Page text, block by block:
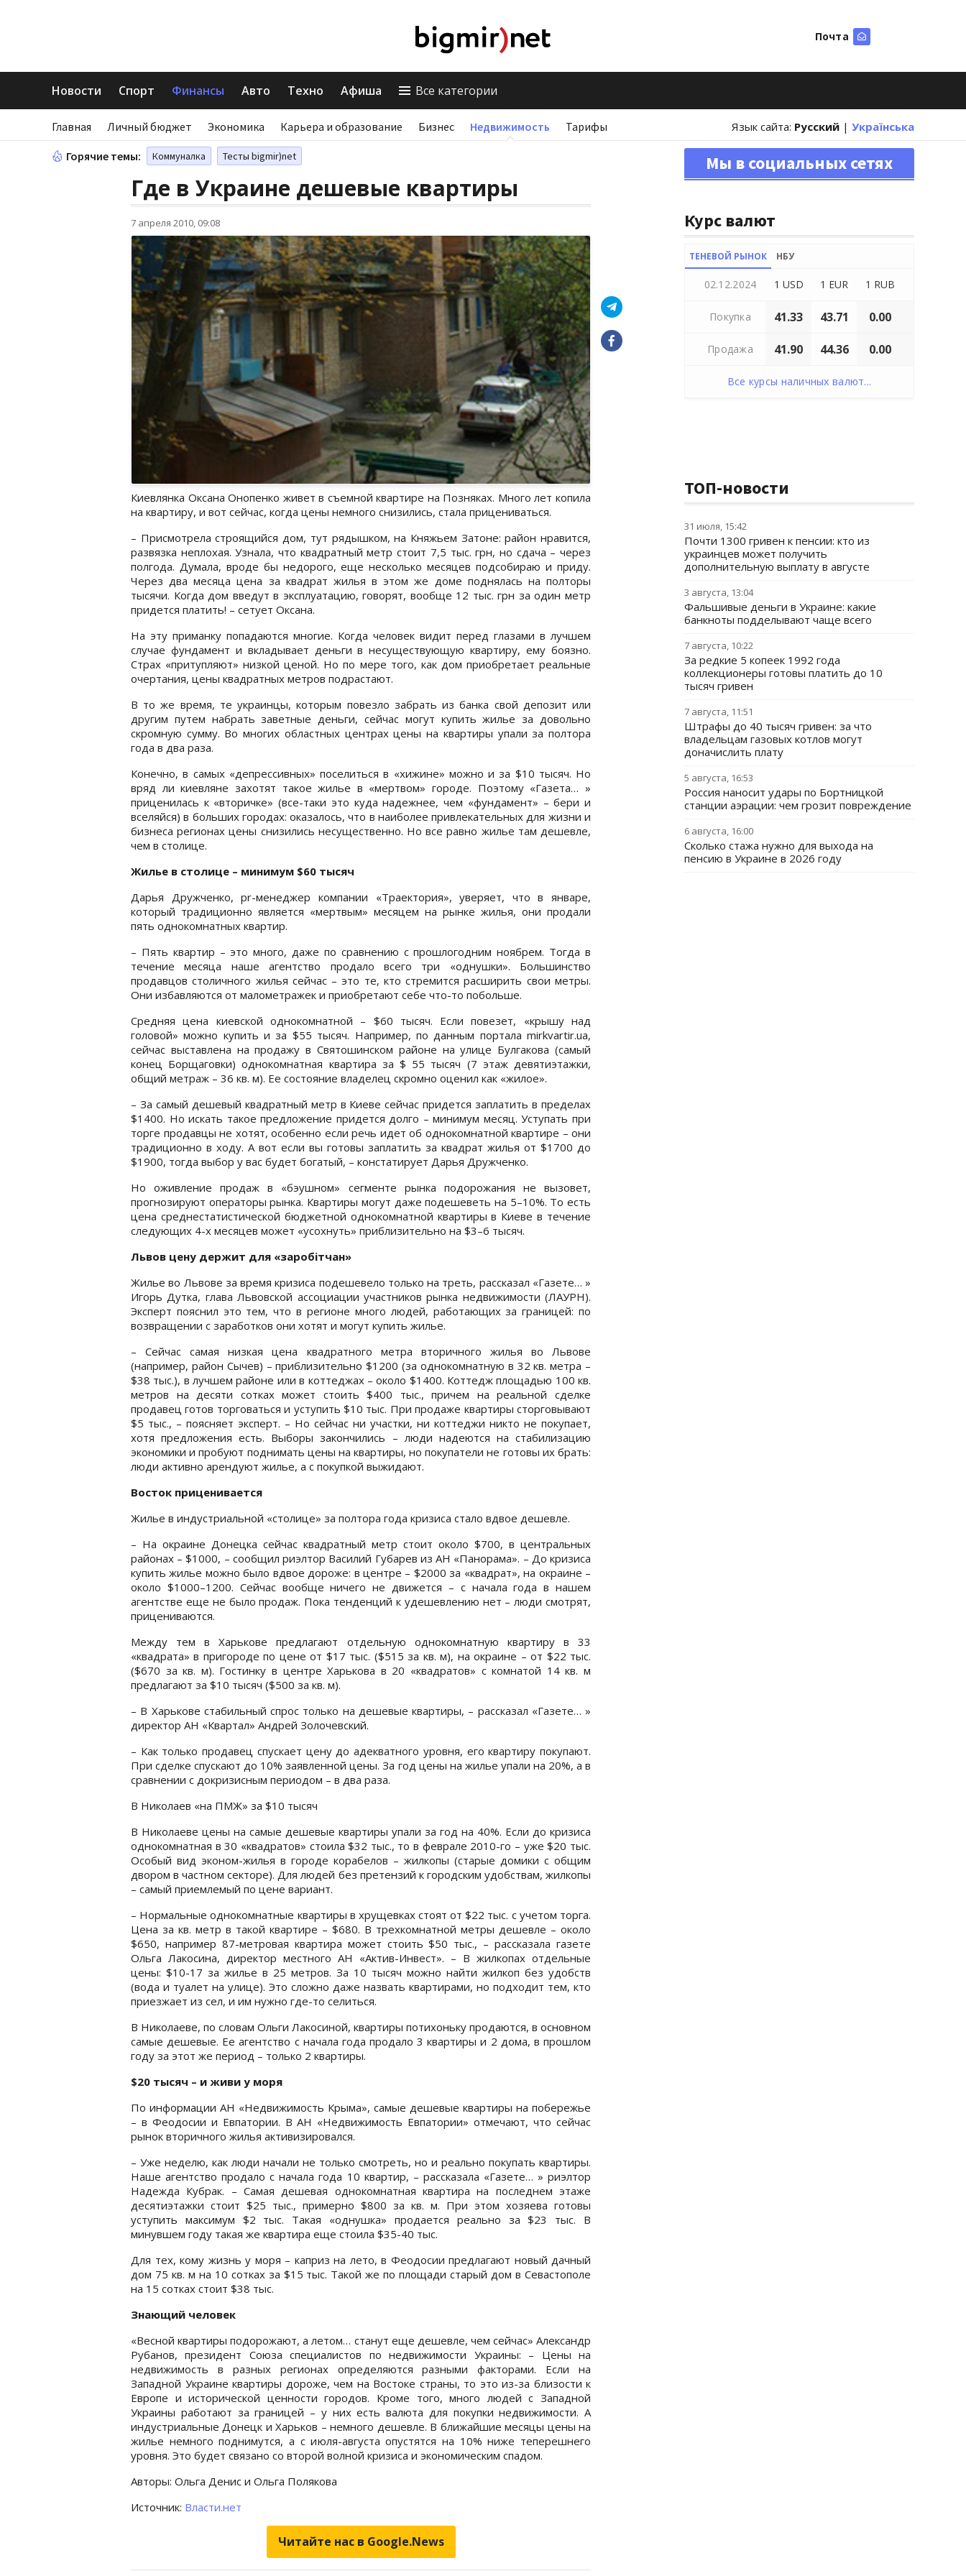
Почта
Новости Спорт Финансы Авто Техно Афиша Все категории
Главная Личный бюджет Экономика Карьера и образование Бизнес Недвижимость Тарифы Язык сайта: Русский | Українська
Горячие темы: Коммуналка Тесты bigmir)net
Где в Украине дешевые квартиры
7 апреля 2010, 09:08
Киевлянка Оксана Онопенко живет в съемной квартире на Позняках. Много лет копила
на квартиру, и вот сейчас, когда цены немного снизились, стала прицениваться.
– Присмотрела строящийся дом, тут рядышком, на Княжьем Затоне: район нравится,
развязка неплохая. Узнала, что квадратный метр стоит 7,5 тыс. грн, но сдача – через
полгода. Думала, вроде бы недорого, еще несколько месяцев подсобираю и приду.
Через два месяца цена за квадрат жилья в этом же доме поднялась на полторы
тысячи. Когда дом введут в эксплуатацию, говорят, вообще 12 тыс. грн за один метр
придется платить! – сетует Оксана.
На эту приманку попадаются многие. Когда человек видит перед глазами в лучшем
случае фундамент и вкладывает деньги в несуществующую квартиру, ему боязно.
Страх «притупляют» низкой ценой. Но по мере того, как дом приобретает реальные
очертания, цены квадратных метров подрастают.
В то же время, те украинцы, которым повезло забрать из банка свой депозит или
другим путем набрать заветные деньги, сейчас могут купить жилье за довольно
скромную сумму. Во многих областных центрах цены на квартиры упали за полтора
года в два раза.
Конечно, в самых «депрессивных» поселиться в «хижине» можно и за $10 тысяч. Но
вряд ли киевляне захотят такое жилье в «мертвом» городе. Поэтому «Газета… »
приценилась к «вторичке» (все-таки это куда надежнее, чем «фундамент» – бери и
вселяйся) в больших городах: оказалось, что в наиболее привлекательных для жизни и
бизнеса регионах цены снизились несущественно. Но все равно жилье там дешевле,
чем в столице.
Жилье в столице – минимум $60 тысяч
Дарья Дружченко, pr-менеджер компании «Траектория», уверяет, что в январе,
который традиционно является «мертвым» месяцем на рынке жилья, они продали
пять однокомнатных квартир.
– Пять квартир – это много, даже по сравнению с прошлогодним ноябрем. Тогда в
течение месяца наше агентство продало всего три «однушки». Большинство
продавцов столичного жилья сейчас – это те, кто стремится расширить свои метры.
Они избавляются от малометражек и приобретают себе что-то побольше.
Средняя цена киевской однокомнатной – $60 тысяч. Если повезет, «крышу над
головой» можно купить и за $55 тысяч. Например, по данным портала mirkvartir.ua,
сейчас выставлена на продажу в Святошинском районе на улице Булгакова (самый
конец Борщаговки) однокомнатная квартира за $ 55 тысяч (7 этаж девятиэтажки,
общий метраж – 36 кв. м). Ее состояние владелец скромно оценил как «жилое».
– За самый дешевый квадратный метр в Киеве сейчас придется заплатить в пределах
$1400. Но искать такое предложение придется долго – минимум месяц. Уступать при
торге продавцы не хотят, особенно если речь идет об однокомнатной квартире – они
традиционно в ходу. А вот если вы готовы заплатить за квадрат жилья от $1700 до
$1900, тогда выбор у вас будет богатый, – констатирует Дарья Дружченко.
Но оживление продаж в «бэушном» сегменте рынка подорожания не вызовет,
прогнозируют операторы рынка. Квартиры могут даже подешеветь на 5–10%. То есть
цена среднестатистической бюджетной однокомнатной квартиры в Киеве в течение
следующих 4-х месяцев может «усохнуть» приблизительно на $3–6 тысяч.
Львов цену держит для «заробiтчан»
Жилье во Львове за время кризиса подешевело только на треть, рассказал «Газете… »
Игорь Дутка, глава Львовской ассоциации участников рынка недвижимости (ЛАУРН).
Эксперт пояснил это тем, что в регионе много людей, работающих за границей: по
возвращении с заработков они хотят и могут купить жилье.
– Сейчас самая низкая цена квадратного метра вторичного жилья во Львове
(например, район Сычев) – приблизительно $1200 (за однокомнатную в 32 кв. метра –
$38 тыс.), в лучшем районе или в коттеджах – около $1400. Коттедж площадью 100 кв.
метров на десяти сотках может стоить $400 тыс., причем на реальной сделке
продавец готов торговаться и уступить $10 тыс. При продаже квартиры сторговывают
$5 тыс., – поясняет эксперт. – Но сейчас ни участки, ни коттеджи никто не покупает,
хотя предложения есть. Выборы закончились – люди надеются на стабилизацию
экономики и пробуют поднимать цены на квартиры, но покупатели не готовы их брать:
люди активно арендуют жилье, а с покупкой выжидают.
Восток приценивается
Жилье в индустриальной «столице» за полтора года кризиса стало вдвое дешевле.
– На окраине Донецка сейчас квадратный метр стоит около $700, в центральных
районах – $1000, – сообщил риэлтор Василий Губарев из АН «Панорама». – До кризиса
купить жилье можно было вдвое дороже: в центре – $2000 за «квадрат», на окраине –
около $1000–1200. Сейчас вообще ничего не движется – с начала года в нашем
агентстве еще не было продаж. Пока тенденций к удешевлению нет – люди смотрят,
прицениваются.
Между тем в Харькове предлагают отдельную однокомнатную квартиру в 33
«квадрата» в пригороде по цене от $17 тыс. ($515 за кв. м), на окраине – от $22 тыс.
($670 за кв. м). Гостинку в центре Харькова в 20 «квадратов» с комнатой 14 кв. м
предлагают за $10 тысяч ($500 за кв. м).
– В Харькове стабильный спрос только на дешевые квартиры, – рассказал «Газете… »
директор АН «Квартал» Андрей Золочевский.
– Как только продавец спускает цену до адекватного уровня, его квартиру покупают.
При сделке спускают до 10% заявленной цены. За год цены на жилье упали на 20%, а в
сравнении с докризисным периодом – в два раза.
В Николаев «на ПМЖ» за $10 тысяч
В Николаеве цены на самые дешевые квартиры упали за год на 40%. Если до кризиса
однокомнатная в 30 «квадратов» стоила $32 тыс., то в феврале 2010-го – уже $20 тыс.
Особый вид эконом-жилья в городе корабелов – жилкопы (старые домики с общим
двором в частном секторе). Для людей без претензий к городским удобствам, жилкопы
– самый приемлемый по цене вариант.
– Нормальные однокомнатные квартиры в хрущевках стоят от $22 тыс. с учетом торга.
Цена за кв. метр в такой квартире – $680. В трехкомнатной метры дешевле – около
$650, например 87-метровая квартира может стоить $50 тыс., – рассказала газете
Ольга Лакосина, директор местного АН «Актив-Инвест». – В жилкопах отдельные
цены: $10-17 за жилье в 25 метров. За 10 тысяч можно найти жилкоп без удобств
(вода и туалет на улице). Это сложно даже назвать квартирами, но подходит тем, кто
приезжает из сел, и им нужно где-то селиться.
В Николаеве, по словам Ольги Лакосиной, квартиры потихоньку продаются, в основном
самые дешевые. Ее агентство с начала года продало 3 квартиры и 2 дома, в прошлом
году за этот же период – только 2 квартиры.
$20 тысяч – и живи у моря
По информации АН «Недвижимость Крыма», самые дешевые квартиры на побережье
– в Феодосии и Евпатории. В АН «Недвижимость Евпатории» отмечают, что сейчас
рынок вторичного жилья активизировался.
– Уже неделю, как люди начали не только смотреть, но и реально покупать квартиры.
Наше агентство продало с начала года 10 квартир, – рассказала «Газете… » риэлтор
Надежда Кубрак. – Самая дешевая однокомнатная квартира на последнем этаже
десятиэтажки стоит $25 тыс., примерно $800 за кв. м. При этом хозяева готовы
уступить максимум $2 тыс. Такая «однушка» продается реально за $23 тыс. В
минувшем году такая же квартира еще стоила $35-40 тыс.
Для тех, кому жизнь у моря – каприз на лето, в Феодосии предлагают новый дачный
дом 75 кв. м на 10 сотках за $15 тыс. Такой же по площади старый дом в Севастополе
на 15 сотках стоит $38 тыс.
Знающий человек
«Весной квартиры подорожают, а летом… станут еще дешевле, чем сейчас» Александр
Рубанов, президент Союза специалистов по недвижимости Украины: – Цены на
недвижимость в разных регионах определяются разными факторами. Если на
Западной Украине квартиры дороже, чем на Востоке страны, то это из-за близости к
Европе и исторической ценности городов. Кроме того, много людей с Западной
Украины работают за границей – у них есть валюта для покупки недвижимости. А
индустриальные Донецк и Харьков – немного дешевле. В ближайшие месяцы цены на
жилье немного поднимутся, а с июля-августа опустятся на 10% ниже теперешнего
уровня. Это будет связано со второй волной кризиса и экономическим спадом.
Авторы: Ольга Денис и Ольга Полякова
Источник: Власти.нет
Читайте нас в Google.News
Мы в социальных сетях
Курс валют
ТЕНЕВОЙ РЫНОК НБУ
02.12.2024 1 USD 1 EUR 1 RUB
Покупка 41.33 43.71 0.00
Продажа 41.90 44.36 0.00
Все курсы наличных валют...
ТОП-новости
31 июля, 15:42
Почти 1300 гривен к пенсии: кто из
украинцев может получить
дополнительную выплату в августе
3 августа, 13:04
Фальшивые деньги в Украине: какие
банкноты подделывают чаще всего
7 августа, 10:22
За редкие 5 копеек 1992 года
коллекционеры готовы платить до 10
тысяч гривен
7 августа, 11:51
Штрафы до 40 тысяч гривен: за что
владельцам газовых котлов могут
доначислить плату
5 августа, 16:53
Россия наносит удары по Бортницкой
станции аэрации: чем грозит повреждение
6 августа, 16:00
Сколько стажа нужно для выхода на
пенсию в Украине в 2026 году